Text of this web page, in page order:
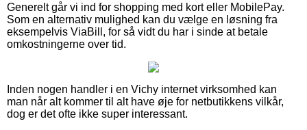
Generelt går vi ind for shopping med kort eller MobilePay.
Som en alternativ mulighed kan du vælge en løsning fra
eksempelvis ViaBill, for så vidt du har i sinde at betale
omkostningerne over tid.
Inden nogen handler i en Vichy internet virksomhed kan
man når alt kommer til alt have øje for netbutikkens vilkår,
dog er det ofte ikke super interessant.